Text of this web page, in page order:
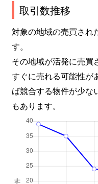
取引数推移
対象の地域の売買され
す。
その地域が活発に売買
すぐに売れる可能性が
ば競合する物件が少な
もあります。